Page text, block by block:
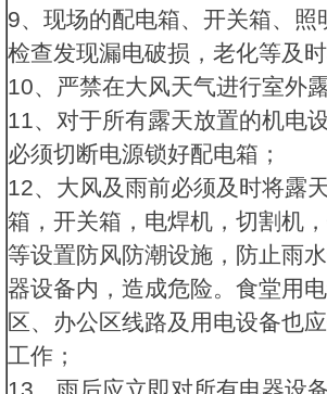
9、现场的配电箱、开关箱、照
检查发现漏电破损，老化等及时
10、严禁在大风天气进行室外
11、对于所有露天放置的机电
必须切断电源锁好配电箱；
12、大风及雨前必须及时将露
箱，开关箱，电焊机，切割机
等设置防风防潮设施，防止雨
器设备内，造成危险。食堂用
区、办公区线路及用电设备也
工作；